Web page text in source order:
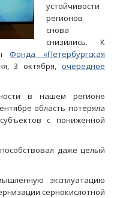
устойчивости
регионов
снова
снизились. К
Фонда «Петербургская
3 октября, очередное
в нашем регионе
область потеряла
с пониженной
даже целый
эксплуатацию
сернокислотной